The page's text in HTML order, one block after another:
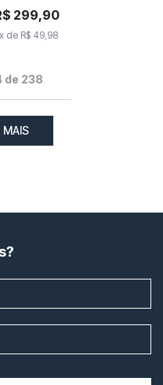
299,90
x de R$ 49,98
R$ 299,90
6x deR$ 49
de 238
MAIS